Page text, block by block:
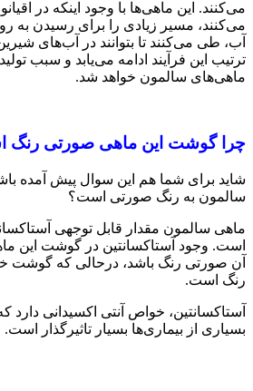
می‌کنند. این ماهی‌ها با وجود اینکه در
می‌کنند، مسیر زیادی را برای رسیدن به
آب، طی می‌کنند تا بتوانند در آب‌های
ترتیب این فرآیند ادامه می‌یابد و سبب
ماهی‌های سالمون خواهد شد.
چرا گوشت این ماهی صورتی ‌رنگ
شاید برای شما هم این سوال پیش آمده
سالمون به رنگ صورتی است؟
ماهی سالمون مقدار قابل توجهی
است. وجود آستاکسانتین در گوشت این
آن صورتی ‌رنگ باشد، درحالی‌ که گوشت
رنگ است.
آستاکسانتین، خواص آنتی ‌اکسیدانی دارد
بسیاری از بیماری‌ها بسیار تاثیرگذار است.